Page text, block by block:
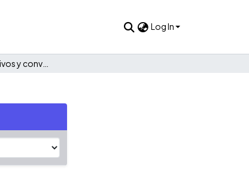
Log In